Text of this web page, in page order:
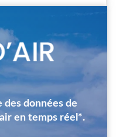
données de
en temps réel*.